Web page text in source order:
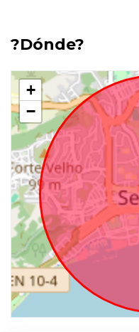
?Dónde?
+
−